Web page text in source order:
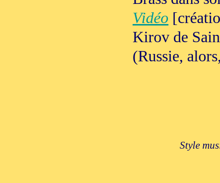
Vidéo
Kirov de
(Russie,
Style